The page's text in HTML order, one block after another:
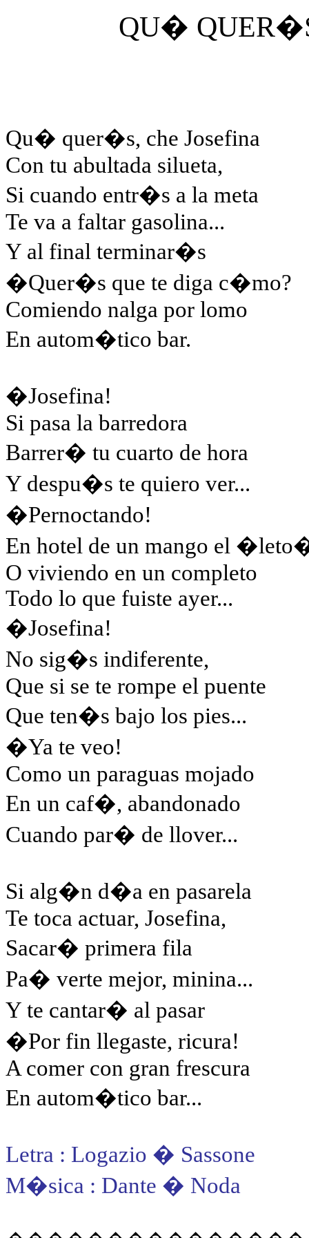
QU�
Qu� quer�s, che Josefina
Con tu abultada silueta,
Si cuando entr�s a la meta
Te va a faltar gasolina...
Y al final terminar�s
�Quer�s que te diga c�mo?
Comiendo nalga por lomo
En autom�tico bar.
�Josefina!
Si pasa la barredora
Barrer� tu cuarto de hora
Y despu�s te quiero ver...
�Pernoctando!
En hotel de un mango el
O viviendo en un completo
Todo lo que fuiste ayer...
�Josefina!
No sig�s indiferente,
Que si se te rompe el puente
Que ten�s bajo los pies...
�Ya te veo!
Como un paraguas mojado
En un caf�, abandonado
Cuando par� de llover...
Si alg�n d�a en pasarela
Te toca actuar, Josefina,
Sacar� primera fila
Pa� verte mejor, minina...
Y te cantar� al pasar
�Por fin llegaste, ricura!
A comer con gran frescura
En autom�tico bar...
Letra : Logazio � Sassone
M�sica : Dante � Noda